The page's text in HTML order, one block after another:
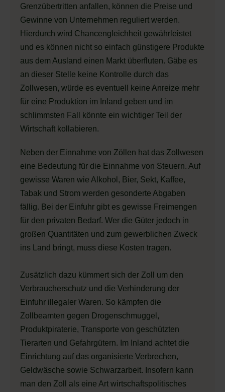
Grenzübertritten anfallen, können die Preise und
Gewinne von Unternehmen reguliert werden.
Hierdurch wird Chancengleichheit gewährleistet
und es können nicht so einfach günstigere Produkte
aus dem Ausland einen Markt überfluten. Gäbe es
an dieser Stelle keine Kontrolle durch das
Zollwesen, würde es eventuell keine Anreize mehr
für eine Produktion im Inland geben und im
schlimmsten Fall könnte ein wichtiger Teil der
Wirtschaft kollabieren.
Neben der Einnahme von Zöllen hat das Zollwesen
eine Bedeutung für die Einnahme von Steuern. Auf
gewisse Waren wie Alkohol, Bier, Sekt, Kaffee,
Tabak und Strom werden gesonderte Abgaben
fällig. Bei der Einfuhr gibt es gewisse Freimengen
für den privaten Bedarf. Wer die Güter jedoch in
großen Quantitäten und zum gewerblichen Zweck
ins Land bringt, muss diese Kosten tragen.
Zusätzlich dazu kümmert sich der Zoll um den
Verbraucherschutz und die Verhinderung der
Einfuhr illegaler Waren. So kämpfen die
Zollbeamten gegen Drogenschmuggel,
Produktpiraterie, Transporte von geschützten
Tierarten und Gefahrgütern. Im Inland achtet die
Einrichtung auf das organisierte Verbrechen,
Geldwäsche sowie Schwarzarbeit. Insofern kann
man den Zoll als eine Art wirtschaftspolitisches